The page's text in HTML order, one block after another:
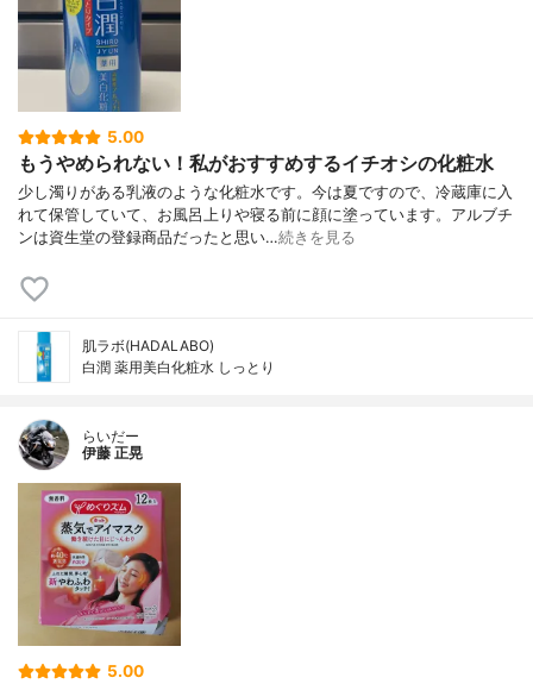
5.00
もうやめられない！私がおすすめするイチオシの化粧水
少し濁りがある乳液のような化粧水です。今は夏ですので、冷蔵庫に入
れて保管していて、お風呂上りや寝る前に顔に塗っています。アルブチ
ンは資生堂の登録商品だったと思い…続きを見る
肌ラボ(HADALABO)
白潤 薬用美白化粧水 しっとり
らいだー
伊藤 正晃
5.00